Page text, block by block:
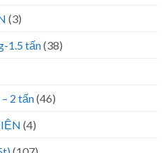
(3)
1.5 tấn(38)
2 tấn(46)
(4)